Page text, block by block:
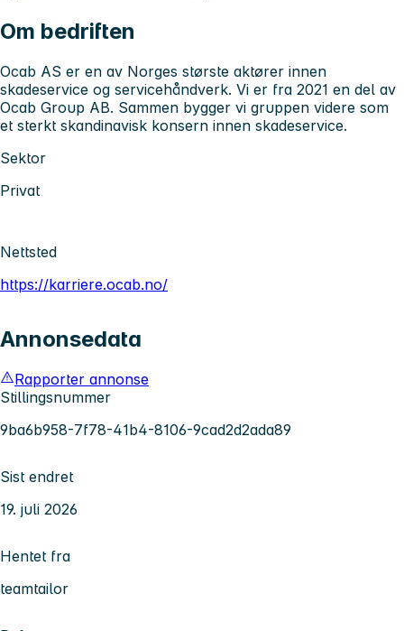
Om bedriften
Ocab AS er en av Norges største aktører innen
skadeservice og servicehåndverk. Vi er fra 2021 en del av
Ocab Group AB. Sammen bygger vi gruppen videre som
et sterkt skandinavisk konsern innen skadeservice.
Sektor
Privat
Nettsted
https://karriere.ocab.no/
Annonsedata
Rapporter annonse
Stillingsnummer
9ba6b958-7f78-41b4-8106-9cad2d2ada89
Sist endret
19. juli 2026
Hentet fra
teamtailor